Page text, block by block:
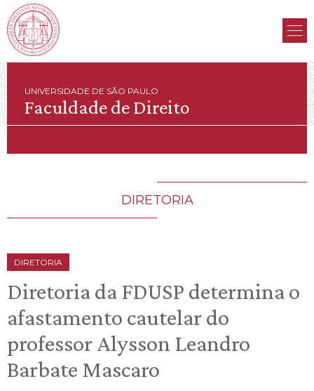
UNIVERSIDADE DE SÃO PAULO
Faculdade de Direito
DIRETORIA
DIRETORIA
Diretoria da FDUSP determina o
afastamento cautelar do
professor Alysson Leandro
Barbate Mascaro